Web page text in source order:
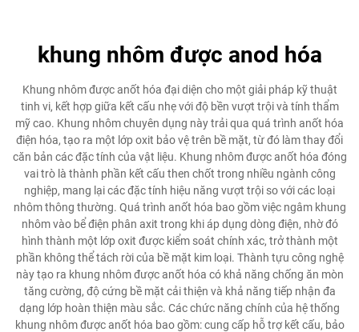
khung nhôm được anod hóa
Khung nhôm được anốt hóa đại diện cho một giải pháp kỹ thuật
tinh vi, kết hợp giữa kết cấu nhẹ với độ bền vượt trội và tính thẩm
mỹ cao. Khung nhôm chuyên dụng này trải qua quá trình anốt hóa
điện hóa, tạo ra một lớp oxit bảo vệ trên bề mặt, từ đó làm thay đổi
căn bản các đặc tính của vật liệu. Khung nhôm được anốt hóa đóng
vai trò là thành phần kết cấu then chốt trong nhiều ngành công
nghiệp, mang lại các đặc tính hiệu năng vượt trội so với các loại
nhôm thông thường. Quá trình anốt hóa bao gồm việc ngâm khung
nhôm vào bể điện phân axit trong khi áp dụng dòng điện, nhờ đó
hình thành một lớp oxit được kiểm soát chính xác, trở thành một
phần không thể tách rời của bề mặt kim loại. Thành tựu công nghệ
này tạo ra khung nhôm được anốt hóa có khả năng chống ăn mòn
tăng cường, độ cứng bề mặt cải thiện và khả năng tiếp nhận đa
dạng lớp hoàn thiện màu sắc. Các chức năng chính của hệ thống
khung nhôm được anốt hóa bao gồm: cung cấp hỗ trợ kết cấu, bảo